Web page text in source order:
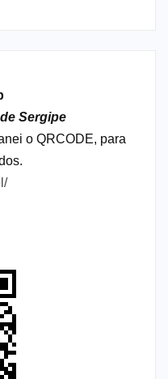
Sergipe
o QRCODE, para